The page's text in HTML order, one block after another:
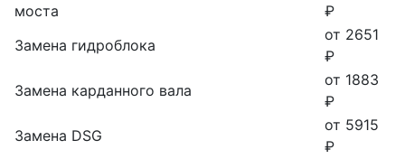
моста
₽
Замена гидроблока
от 2651
₽
Замена карданного вала
от 1883
₽
Замена DSG
от 5915
₽